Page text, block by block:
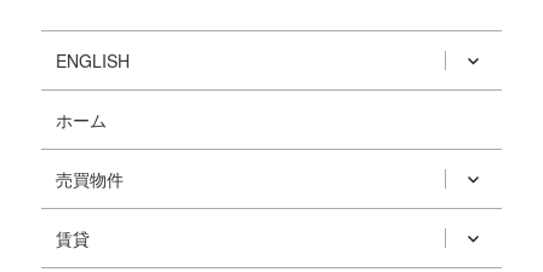
ENGLISH
ホーム
売買物件
賃貸